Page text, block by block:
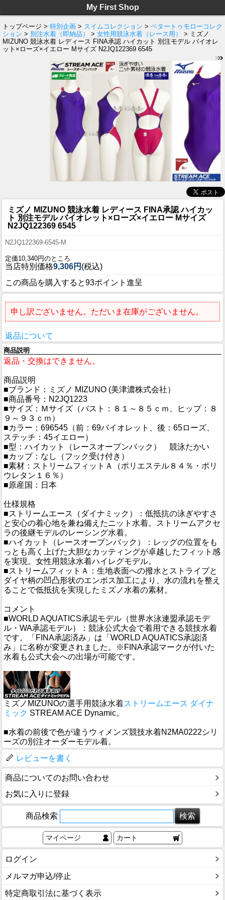
My First Shop
トップページ > 特別企画 > スイムコレクション > ベタートゥモローコレク
ション > 別注水着（即納品） > 女性用競泳水着（レース用）
> ミズノ
MIZUNO 競泳水着 レディース FINA承認 ハイカット 別注モデル バイオレ
ット×ローズ×イエロー Mサイズ N2JQ122369 6545
ミズノ MIZUNO 競泳水着 レディース FINA承認 ハイカッ
ト 別注モデル バイオレット×ローズ×イエロー Mサイズ
N2JQ122369 6545
N2JQ122369-6545-M
定価10,340円のところ
当店特別価格9,306円 (税込)
この商品を購入すると93ポイント進呈
申し訳ございません。ただいま在庫がございません。
返品について
商品説明
返品・交換はできません。
商品説明
■ブランド：ミズノ MIZUNO (美津濃株式会社）
■商品番号：N2JQ1223
■サイズ：Ｍサイズ（バスト：８１～８５ｃｍ、ヒップ：８
９～９３ｃｍ）
■カラー：696545（前：69バイオレット、後：65ローズ、
ステッチ：45イエロー）
■型：ハイカット（レースオープンバック） 競泳たかい
■カップ：なし（フック受け付き）
■素材：ストリームフィットＡ（ポリエステル８４％・ポリ
ウレタン１６％）
■原産国：日本
仕様規格
■ストリームエース（ダイナミック）：低抵抗の泳ぎやすさ
と安心の着心地を兼ね備えたニット水着。ストリームアクセ
ラの後継モデルのレーシング水着。
■ハイカット（レースオープンバック）：レッグの位置をも
っとも高く上げた大胆なカッティングが卓越したフィット感
を実現。女性用競泳水着ハイレグモデル。
■ストリームフィットＡ：生地表面への撥水とストライプと
ダイヤ柄の凹凸形状のエンボス加工により、水の流れを整え
ることで低抵抗を実現したミズノ水着の素材。
コメント
■WORLD AQUATICS承認モデル（世界水泳連盟承認モデ
ル・WA承認モデル）：競泳公式大会で着用できる競技水着
です。「FINA承認済み」は「WORLD AQUATICS承認済
み」に名称が変更されました。※FINA承認マークが付いた
水着も公式大会への出場が可能です。
ミズノMIZUNOの選手用競泳水着ストリームエース ダイナ
ミック STREAM ACE Dynamic。
■水着の前後で色が違うウィメンズ競技水着N2MA0222シリ
ーズの別注オーダーモデル着。
レビューを書く
商品についてのお問い合わせ
お気に入りに登録
商品検索
マイページ カート
ログイン
メルマガ申込/停止
特定商取引法に基づく表示